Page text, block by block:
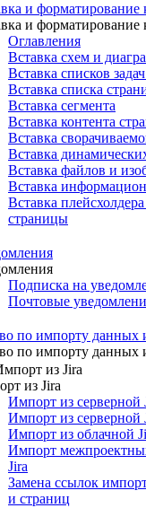
и форматирование
и форматирование
Оглавления
Вставка схем и
Вставка списков
Вставка списка
Вставка сегмента
Вставка контента
Вставка
Вставка
Вставка файлов и
Вставка
Вставка
страницы
Подписка на
Почтовые
по импорту данных
по импорту данных
из Jira
из Jira
Импорт из серверной
Импорт из серверной
Импорт из облачной
Импорт
Jira
Замена ссылок
и страниц